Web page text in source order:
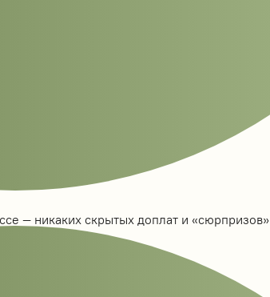
— никаких скрытых доплат и «сюрпризов»